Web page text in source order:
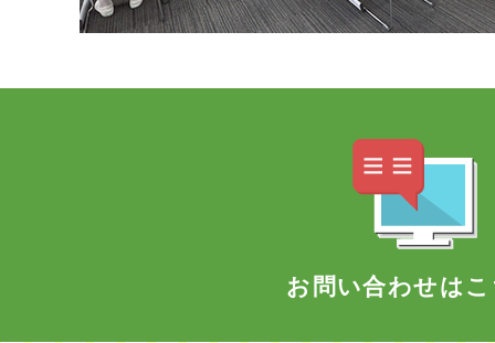
お問い合わせは